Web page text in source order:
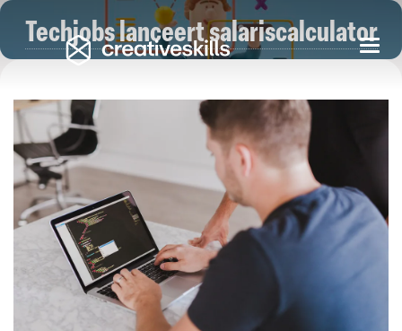
Techjobs lanceert salariscalculator